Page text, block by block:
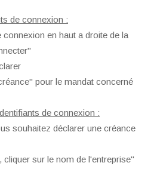
de connexion :
en haut a droite de la
pour le mandat concerné
de connexion :
souhaitez déclarer une créance
sur le nom de l'entreprise"